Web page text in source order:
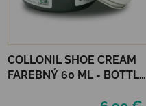
COLLONIL SHOE CREAM
FAREBNÝ 60 ML - BOTTLE